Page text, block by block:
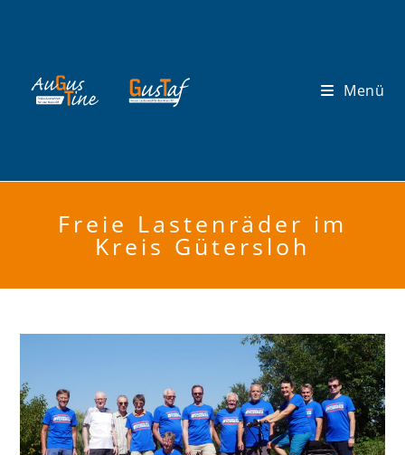
Menü
Freie Lastenräder im
Kreis Gütersloh